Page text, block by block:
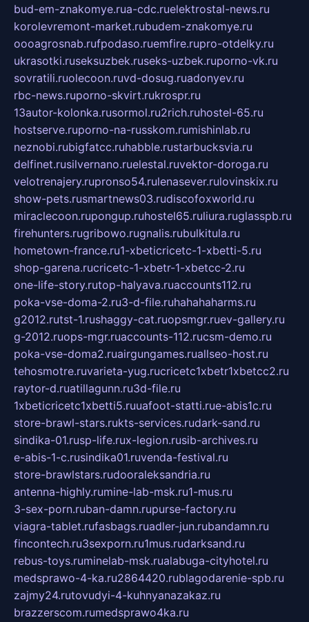
bud-em-znakomye.rua-cdc.ruelektrostal-news.ru
korolevremont-market.rubudem-znakomye.ru
oooagrosnab.rufpodaso.ruemfire.rupro-otdelky.ru
ukrasotki.ruseksuzbek.ruseks-uzbek.ruporno-vk.ru
sovratili.ruolecoon.ruvd-dosug.ruadonyev.ru
rbc-news.ruporno-skvirt.rukrospr.ru
13autor-kolonka.rusormol.ru2rich.ruhostel-65.ru
hostserve.ruporno-na-russkom.rumishinlab.ru
neznobi.rubigfatcc.ruhabble.rustarbucksvia.ru
delfinet.rusilvernano.ruelestal.ruvektor-doroga.ru
velotrenajery.rupronso54.rulenasever.rulovinskix.ru
show-pets.rusmartnews03.rudiscofoxworld.ru
miraclecoon.rupongup.ruhostel65.ruliura.ruglasspb.ru
firehunters.rugribowo.rugnalis.rubulkitula.ru
hometown-france.ru1-xbeticricetc-1-xbetti-5.ru
shop-garena.rucricetc-1-xbetr-1-xbetcc-2.ru
one-life-story.rutop-halyava.ruaccounts112.ru
poka-vse-doma-2.ru3-d-file.ruhahahaharms.ru
g2012.rutst-1.rushaggy-cat.ruopsmgr.ruev-gallery.ru
g-2012.ruops-mgr.ruaccounts-112.rucsm-demo.ru
poka-vse-doma2.ruairgungames.ruallseo-host.ru
tehosmotre.ruvarieta-yug.rucricetc1xbetr1xbetcc2.ru
raytor-d.ruatillagunn.ru3d-file.ru
1xbeticricetc1xbetti5.ruuafoot-statti.rue-abis1c.ru
store-brawl-stars.rukts-services.rudark-sand.ru
sindika-01.rusp-life.rux-legion.rusib-archives.ru
e-abis-1-c.rusindika01.ruvenda-festival.ru
store-brawlstars.rudooraleksandria.ru
antenna-highly.rumine-lab-msk.ru1-mus.ru
3-sex-porn.ruban-damn.rupurse-factory.ru
viagra-tablet.rufasbags.ruadler-jun.rubandamn.ru
fincontech.ru3sexporn.ru1mus.rudarksand.ru
rebus-toys.ruminelab-msk.rualabuga-cityhotel.ru
medsprawo-4-ka.ru2864420.rublagodarenie-spb.ru
zajmy24.rutovudyi-4-kuhnyanazakaz.ru
brazzerscom.rumedsprawo4ka.ru